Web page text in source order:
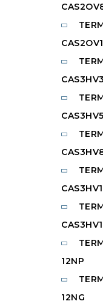
12NP
12NG